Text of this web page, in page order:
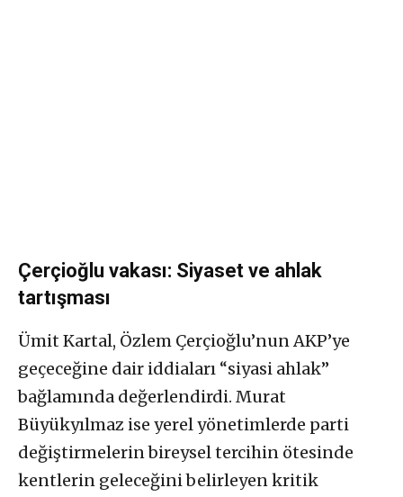
Çerçioğlu vakası: Siyaset ve ahlak
tartışması
Ümit Kartal, Özlem Çerçioğlu’nun AKP’ye
geçeceğine dair iddiaları “siyasi ahlak”
bağlamında değerlendirdi. Murat
Büyükyılmaz ise yerel yönetimlerde parti
değiştirmelerin bireysel tercihin ötesinde
kentlerin geleceğini belirleyen kritik